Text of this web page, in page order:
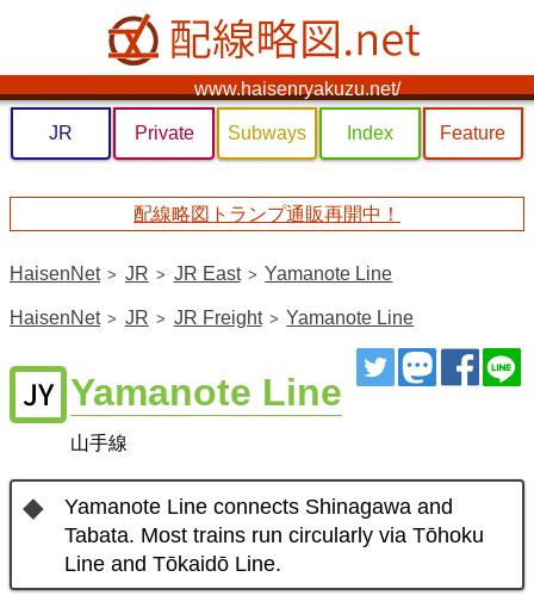
www.haisenryakuzu.net/
JR Private Subways Index Feature
配線略図トランプ通販再開中！
HaisenNet JR JR East Yamanote Line
HaisenNet JR JR Freight Yamanote Line
ツイートトゥート
シェ
Yamanote Line
山手線
Yamanote Line connects Shinagawa and
Tabata. Most trains run circularly via Tōhoku
Line and Tōkaidō Line.